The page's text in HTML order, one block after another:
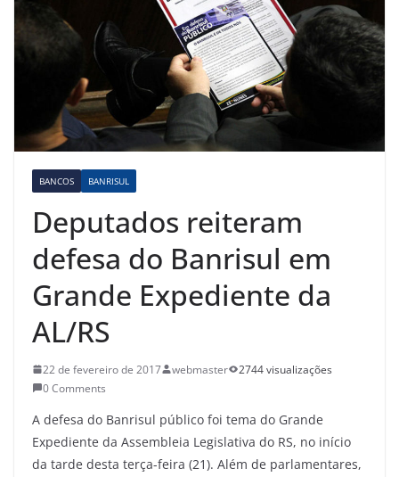
BANCOS BANRISUL
Deputados reiteram
defesa do Banrisul em
Grande Expediente da
AL/RS
22 de fevereiro de 2017 webmaster
2744 visualizações
0 Comments
A defesa do Banrisul público foi tema do Grande
Expediente da Assembleia Legislativa do RS, no início
da tarde desta terça-feira (21). Além de parlamentares,